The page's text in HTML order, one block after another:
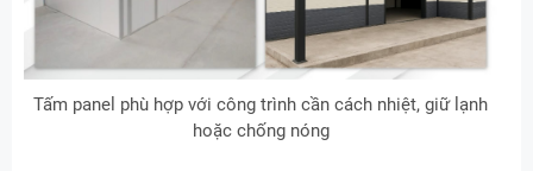
Tấm panel phù hợp với công trình cần cách nhiệt, giữ lạnh
hoặc chống nóng